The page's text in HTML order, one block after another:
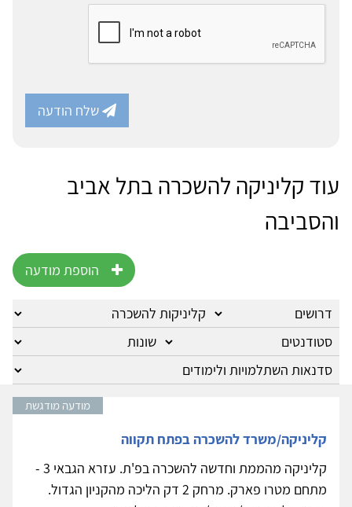
שלח הודעה
עוד קליניקה להשכרה בתל אביב
והסביבה
הוספת מודעה
מודעה מודגשת
קליניקה/משרד להשכרה בפתח תקווה
קליניקה מהממת וחדשה להשכרה בפ'ת. עזרא הגבאי 3 -
מתחם מטרו פארק. מרחק 2 דק הליכה מהקניון הגדול.